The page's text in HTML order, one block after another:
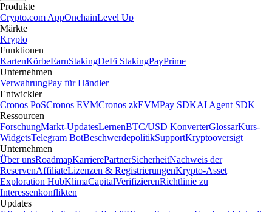
Produkte
Crypto.com AppOnchainLevel Up
Märkte
Krypto
Funktionen
KartenKörbeEarnStakingDeFi StakingPayPrime
Unternehmen
VerwahrungPay für Händler
Entwickler
Cronos PoSCronos EVMCronos zkEVMPay SDKAI Agent SDK
Ressourcen
ForschungMarkt-UpdatesLernenBTC/USD KonverterGlossarKurs-
WidgetsTelegram BotBeschwerdepolitikSupportKryptooversigt
Unternehmen
Über unsRoadmapKarrierePartnerSicherheitNachweis der
ReservenAffiliateLizenzen & RegistrierungenKrypto-Asset
Exploration HubKlimaCapitalVerifizierenRichtlinie zu
Interessenkonflikten
Updates